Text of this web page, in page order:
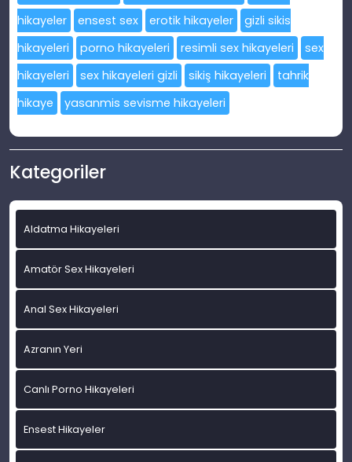
hikayeler
ensest sex erotik hikayeler
gizli sikis
hikayeleri
porno hikayeleri resimli sex hikayeleri
sex
hikayeleri
sex hikayeleri gizli sikiş hikayeleri
tahrik
hikaye
yasanmis sevisme hikayeleri
Kategoriler
Aldatma Hikayeleri
Amatör Sex Hikayeleri
Anal Sex Hikayeleri
Azranın Yeri
Canlı Porno Hikayeleri
Ensest Hikayeler